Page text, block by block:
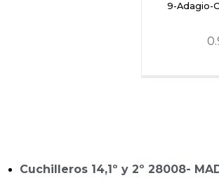
9-Adagio-
Cuchilleros 14,1º y 2º 28008-